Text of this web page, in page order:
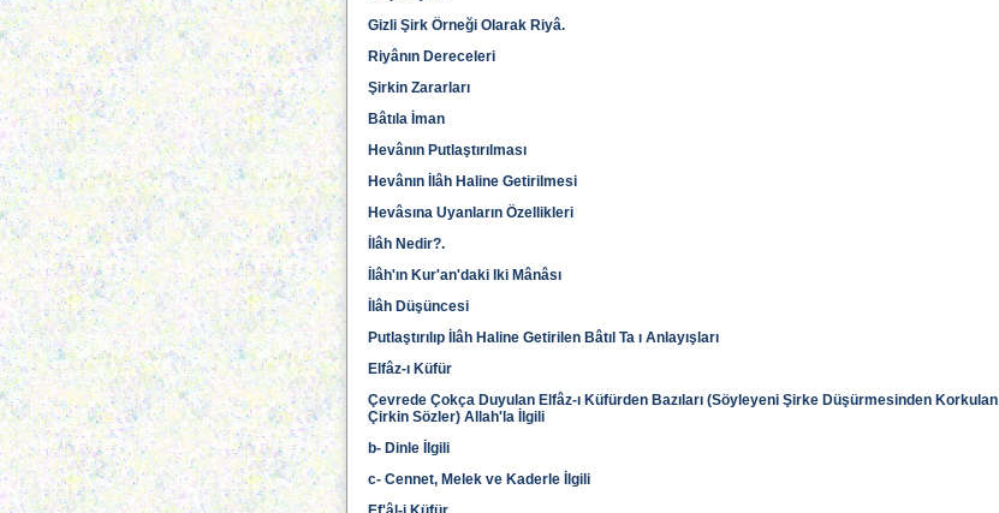
Gizli Şirk Örneği Olarak Riyâ.
Riyânın Dereceleri
Şirkin Zararları
Bâtıla İman
Hevânın Putlaştırılması
Hevânın İlâh Haline Getirilmesi
Hevâsına Uyanların Özellikleri
İlâh Nedir?.
İlâh'ın Kur'an'daki Iki Mânâsı
İlâh Düşüncesi
Putlaştırılıp İlâh Haline Getirilen Bâtıl Ta ı Anlayışları
Elfâz-ı Küfür
Çevrede Çokça Duyulan Elfâz-ı Küfürden Bazıları (Söyleyeni Şirke Düşürmesinden Korkulan
Çirkin Sözler) Allah'la İlgili
b- Dinle İlgili
c- Cennet, Melek ve Kaderle İlgili